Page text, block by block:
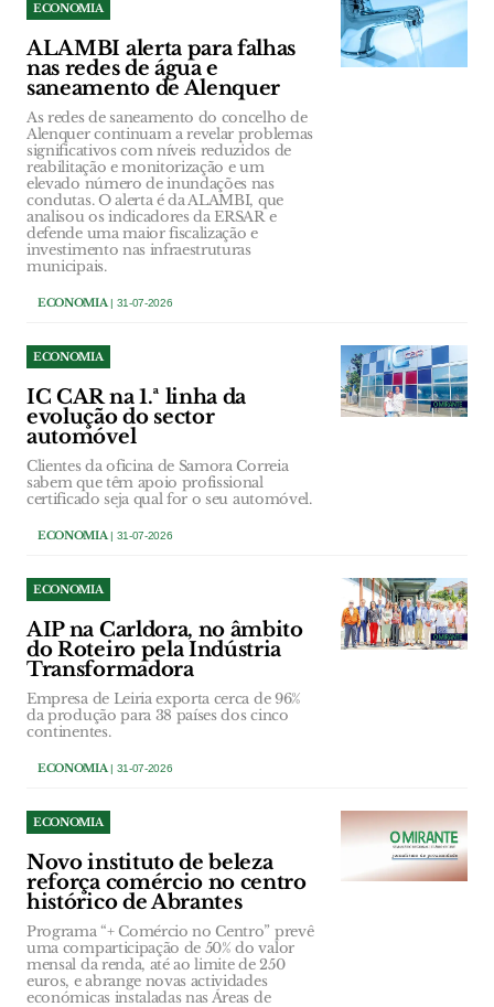
ECONOMIA
ALAMBI alerta para falhas
nas redes de água e
saneamento de Alenquer
As redes de saneamento do concelho de
Alenquer continuam a revelar problemas
significativos com níveis reduzidos de
reabilitação e monitorização e um
elevado número de inundações nas
condutas. O alerta é da ALAMBI, que
analisou os indicadores da ERSAR e
defende uma maior fiscalização e
investimento nas infraestruturas
municipais.
ECONOMIA | 31-07-2026
ECONOMIA
IC CAR na 1.ª linha da
evolução do sector
automóvel
Clientes da oficina de Samora Correia
sabem que têm apoio profissional
certificado seja qual for o seu automóvel.
ECONOMIA | 31-07-2026
ECONOMIA
AIP na Carldora, no âmbito
do Roteiro pela Indústria
Transformadora
Empresa de Leiria exporta cerca de 96%
da produção para 38 países dos cinco
continentes.
ECONOMIA | 31-07-2026
ECONOMIA
Novo instituto de beleza
reforça comércio no centro
histórico de Abrantes
Programa “+ Comércio no Centro” prevê
uma comparticipação de 50% do valor
mensal da renda, até ao limite de 250
euros, e abrange novas actividades
económicas instaladas nas Áreas de